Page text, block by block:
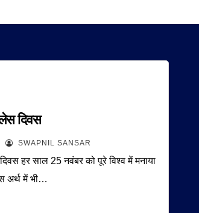
दिवस
SWAPNIL SANSAR
दिवस हर साल 25 नवंबर को पूरे विश्व में मनाया
अर्थ में भी…